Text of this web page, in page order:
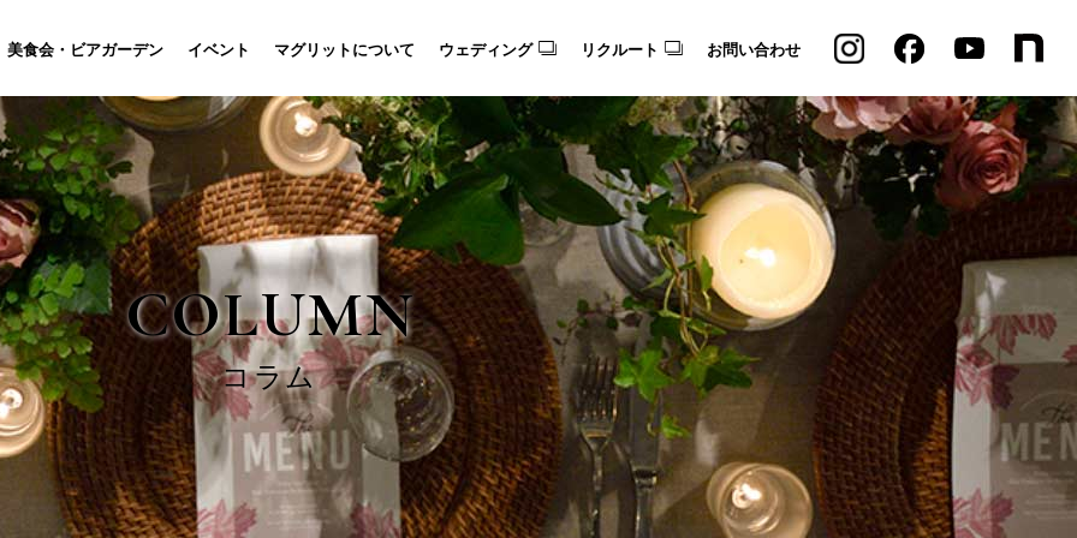
美食会・ビアガーデン イベント マグリットについて ウェディング リクルート お問い合わせ
COLUMN
コラム